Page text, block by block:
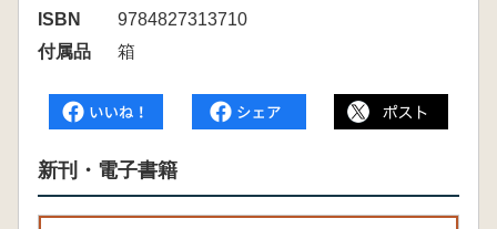
ISBN
9784827313710
付属品
箱
新刊・電子書籍